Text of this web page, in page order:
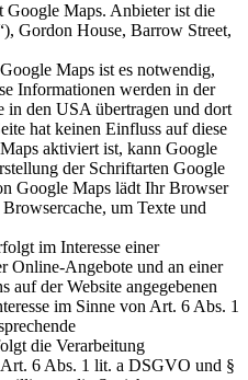
Google Maps. Anbieter ist die
Gordon House, Barrow Street,
Maps ist es notwendig,
Informationen werden in der
in den USA übertragen und dort
hat keinen Einfluss auf diese
aktiviert ist, kann Google
der Schriftarten Google
Google Maps lädt Ihr Browser
um Texte und
im Interesse einer
Online-Angebote und an einer
auf der Website angegebenen
im Sinne von Art. 6 Abs. 1
die Verarbeitung
6 Abs. 1 lit. a DSGVO und §